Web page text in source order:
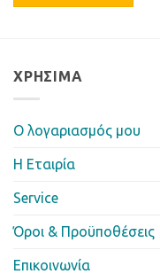
ΧΡΉΣΙΜΑ
Ο λογαριασμός μου
Η Eταιρία
Service
Όροι & Προϋποθέσεις
Επικοινωνία